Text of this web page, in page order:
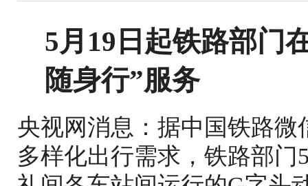
5月19日起铁路部门
随身行”服务
央视网消息：据中国铁路
多样化出行需求，铁路部门